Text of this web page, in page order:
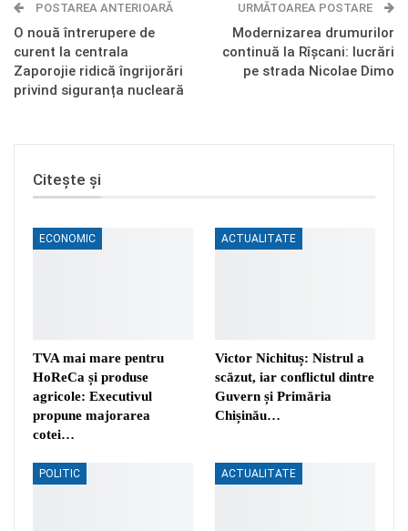
Telegram OK.ru
POSTAREA ANTERIOARĂ
O nouă întrerupere de
curent la centrala
Zaporojie ridică îngrijorări
privind siguranța nucleară
URMĂTOAREA POSTARE
Modernizarea drumurilor
continuă la Rîșcani: lucrări
pe strada Nicolae Dimo
Citește și
ECONOMIC
TVA mai mare pentru
HoReCa și produse
agricole: Executivul
propune majorarea
cotei…
ACTUALITATE
Victor Nichituș: Nistrul a
scăzut, iar conflictul dintre
Guvern și Primăria
Chișinău…
POLITIC ACTUALITATE